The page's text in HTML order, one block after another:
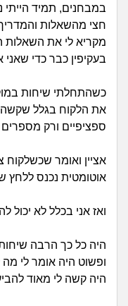
במבחנים, תמיד הייתי
חצי מהשאלות
מקריא לי את השאלות
בעקיפין כבר כדי
כשהתחלתי שיחות
את הלקוח בגלל שקשה
ספציפיים ורק מספרים
אציין ואומר
אוטומטית נכנס ללחץ
ואז אני בכלל לא יכול
היה כל כך הרבה
ופשוט היה אומר לי
היה קשה לי מאוד